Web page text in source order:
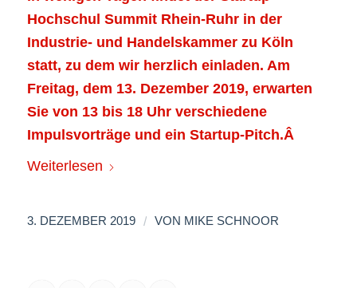
Hochschul Summit Rhein-Ruhr in der
Industrie- und Handelskammer zu Köln
statt, zu dem wir herzlich einladen. Am
Freitag, dem 13. Dezember 2019, erwarten
Sie von 13 bis 18 Uhr verschiedene
Impulsvorträge und ein Startup-Pitch.Â
Weiterlesen
3. DEZEMBER 2019 / VON MIKE SCHNOOR